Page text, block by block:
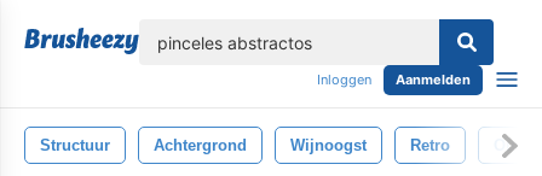
Inloggen Aanmelden
Structuur Achtergrond Wijnoogst Retro Oud